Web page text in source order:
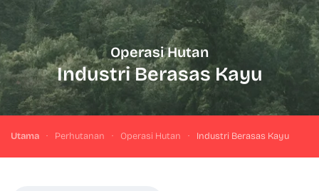
Operasi Hutan
Industri Berasas Kayu
Utama Perhutanan Operasi Hutan Industri Berasas Kayu